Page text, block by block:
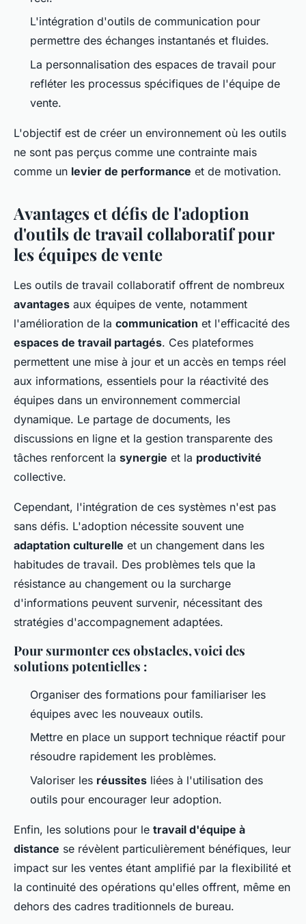
L'intégration d'outils de communication pour
permettre des échanges instantanés et fluides.
La personnalisation des espaces de travail pour
refléter les processus spécifiques de l'équipe de
vente.
L'objectif est de créer un environnement où les outils
ne sont pas perçus comme une contrainte mais
comme un levier de performance et de motivation.
Avantages et défis de l'adoption
d'outils de travail collaboratif pour
les équipes de vente
Les outils de travail collaboratif offrent de nombreux
avantages aux équipes de vente, notamment
l'amélioration de la communication et l'efficacité des
espaces de travail partagés. Ces plateformes
permettent une mise à jour et un accès en temps réel
aux informations, essentiels pour la réactivité des
équipes dans un environnement commercial
dynamique. Le partage de documents, les
discussions en ligne et la gestion transparente des
tâches renforcent la synergie et la productivité
collective.
Cependant, l'intégration de ces systèmes n'est pas
sans défis. L'adoption nécessite souvent une
adaptation culturelle et un changement dans les
habitudes de travail. Des problèmes tels que la
résistance au changement ou la surcharge
d'informations peuvent survenir, nécessitant des
stratégies d'accompagnement adaptées.
Pour surmonter ces obstacles, voici des
solutions potentielles :
Organiser des formations pour familiariser les
équipes avec les nouveaux outils.
Mettre en place un support technique réactif pour
résoudre rapidement les problèmes.
Valoriser les réussites liées à l'utilisation des
outils pour encourager leur adoption.
Enfin, les solutions pour le travail d'équipe à
distance se révèlent particulièrement bénéfiques, leur
impact sur les ventes étant amplifié par la flexibilité et
la continuité des opérations qu'elles offrent, même en
dehors des cadres traditionnels de bureau.